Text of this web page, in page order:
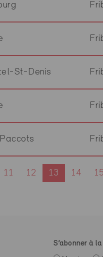
St-Denis
11 12 13 14 15
S’abonner à